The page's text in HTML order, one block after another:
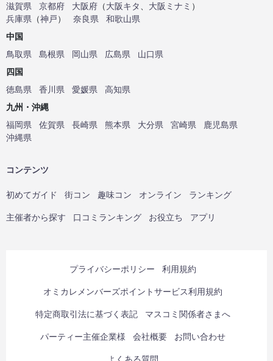
滋賀県
京都府 大阪府 （大阪キタ 大阪ミナミ ）
兵庫県 （神戸） 奈良県
和歌山県
中国
鳥取県
島根県 岡山県 広島県
山口県
四国
徳島県
香川県 愛媛県
高知県
九州・沖縄
福岡県
佐賀県 長崎県 熊本県 大分県 宮崎県
鹿児島県
沖縄県
コンテンツ
初めてガイド 街コン 趣味コン オンライン ランキング
主催者から探す 口コミランキング お役立ち アプリ
プライバシーポリシー 利用規約
オミカレメンバーズポイントサービス利用規約
特定商取引法に基づく表記 マスコミ関係者さまへ
パーティー主催企業様 会社概要 お問い合わせ